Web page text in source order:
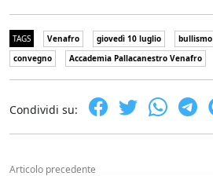
TAGS Venafro giovedì 10 luglio bullismo
convegno
Accademia Pallacanestro Venafro
Condividi su:
Articolo precedente